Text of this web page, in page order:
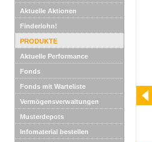
Aktuelle Aktionen
Finderlohn!
PRODUKTE
Aktuelle Performance
Fonds
Fonds mit Warteliste
Vermögensverwaltungen
Musterdepots
Infomaterial bestellen